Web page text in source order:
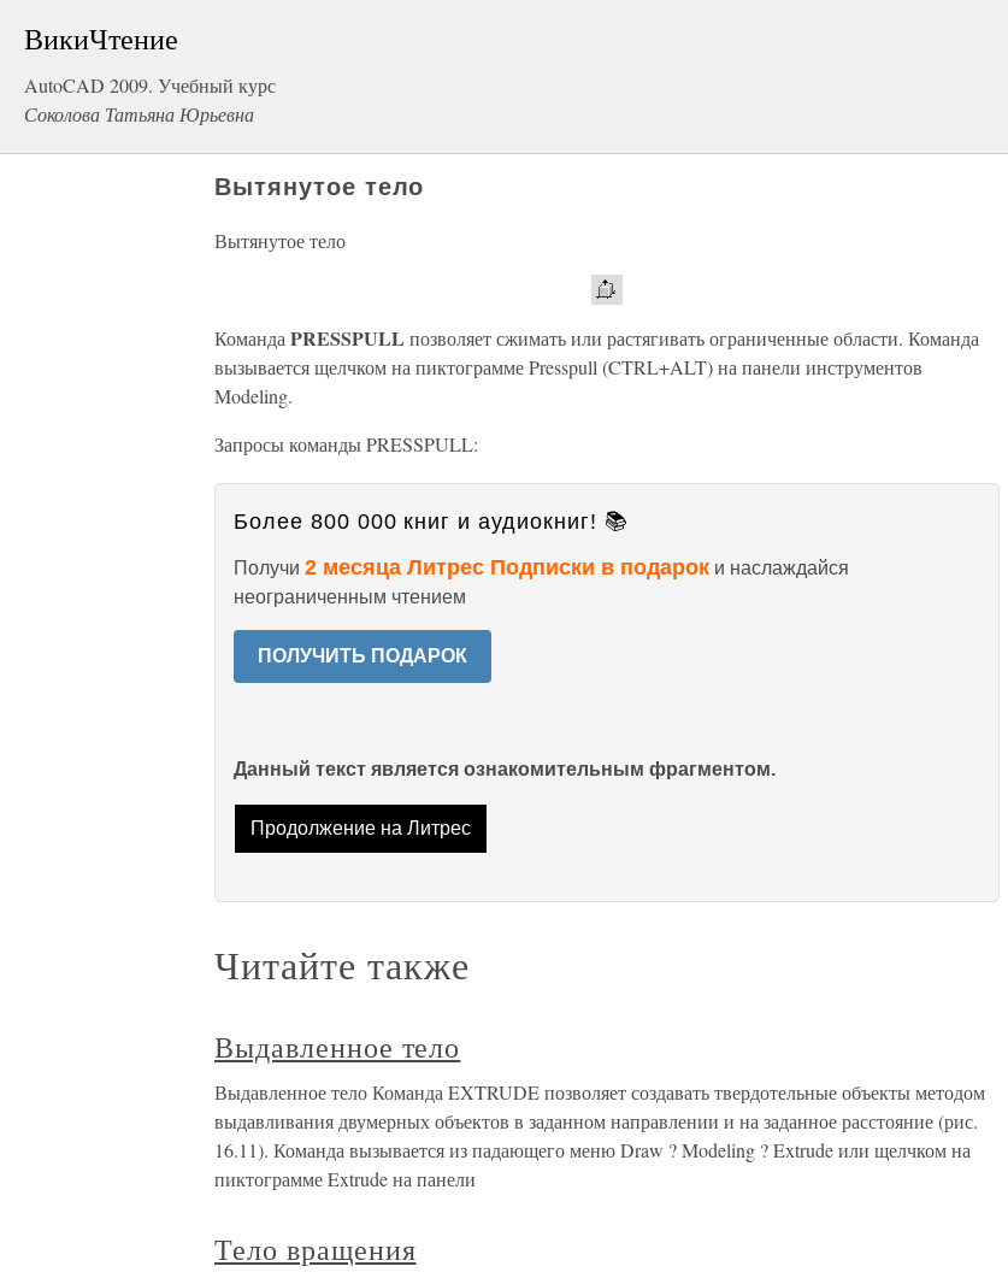
ВикиЧтение
AutoCAD 2009. Учебный курс
Соколова Татьяна Юрьевна
Вытянутое тело
Вытянутое тело
Команда PRESSPULL позволяет сжимать или растягивать ограниченные области. Команда
вызывается щелчком на пиктограмме Presspull (CTRL+ALT) на панели инструментов
Modeling.
Запросы команды PRESSPULL:
Более 800 000 книг и аудиокниг! 📚
Получи 2 месяца Литрес Подписки в подарок и наслаждайся
неограниченным чтением
ПОЛУЧИТЬ ПОДАРОК
Данный текст является ознакомительным фрагментом.
Продолжение на Литрес
Читайте также
Выдавленное тело
Выдавленное тело Команда EXTRUDE позволяет создавать твердотельные объекты методом
выдавливания двумерных объектов в заданном направлении и на заданное расстояние (рис.
16.11). Команда вызывается из падающего меню Draw ? Modeling ? Extrude или щелчком на
пиктограмме Extrude на панели
Тело вращения